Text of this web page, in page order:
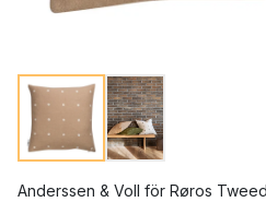
Anderssen & Voll för Røros Tweed